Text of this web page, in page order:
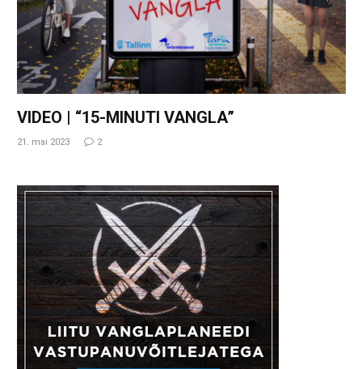
VIDEO | “15-MINUTI VANGLA”
21. mai 2023 2